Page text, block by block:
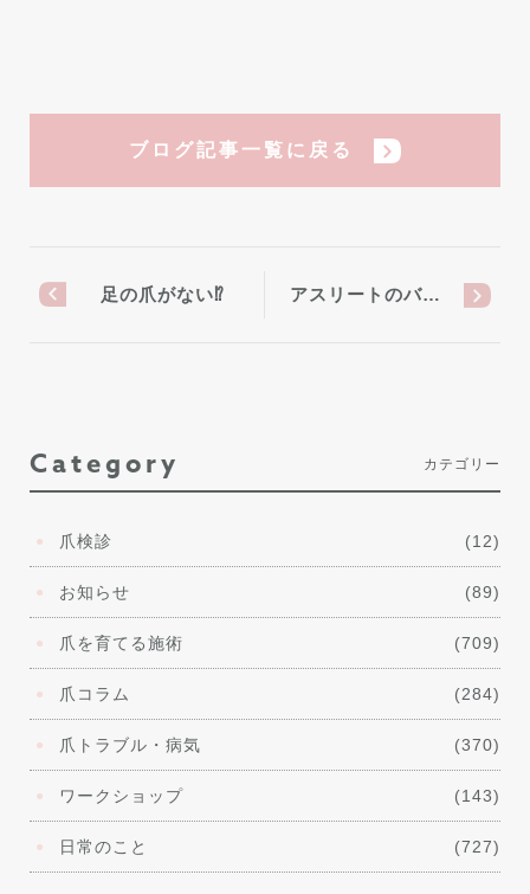
ブログ記事一覧に戻る
足の爪がない⁉︎ アスリートのバ…
Category カテゴリー
爪検診 (12)
お知らせ (89)
爪を育てる施術 (709)
爪コラム (284)
爪トラブル・病気 (370)
ワークショップ (143)
日常のこと (727)